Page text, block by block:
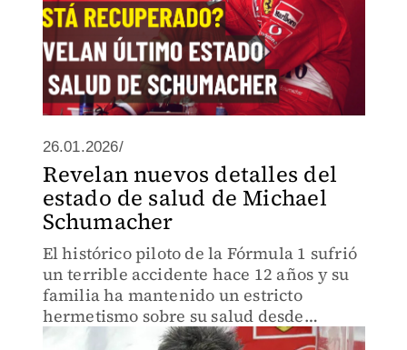
26.01.2026/
Revelan nuevos detalles del
estado de salud de Michael
Schumacher
El histórico piloto de la Fórmula 1 sufrió
un terrible accidente hace 12 años y su
familia ha mantenido un estricto
hermetismo sobre su salud desde
entonces